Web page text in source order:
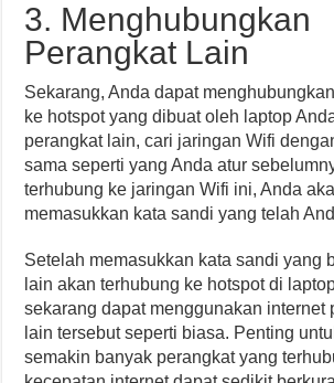
3. Menghubungkan
Perangkat Lain
Sekarang, Anda dapat
ke hotspot yang dibuat oleh laptop
perangkat lain, cari jaringan Wifi
sama seperti yang Anda atur
terhubung ke jaringan Wifi ini, Anda
memasukkan kata sandi yang telah
Setelah memasukkan kata sandi yang
lain akan terhubung ke hotspot di
sekarang dapat menggunakan internet
lain tersebut seperti biasa. Penting
semakin banyak perangkat yang